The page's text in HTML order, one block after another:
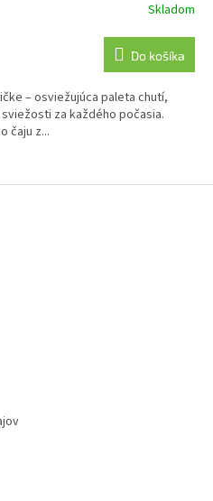
Skladom
Do košíka
– osviežujúca paleta chutí,
za každého počasia.
čaju z...